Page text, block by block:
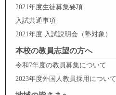
2021年度生徒募集要項
入試共通事項
2021年度 入試説明会（塾対象）
本校の教員志望の方へ
令和7年度の教員募集について
2023年度外国人教員採用について